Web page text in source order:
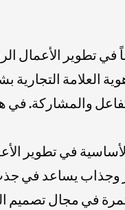
في تطوير الأعمال
العلامة التجارية
والمشاركة. في
في تطوير
يساعد في جذب
في مجال